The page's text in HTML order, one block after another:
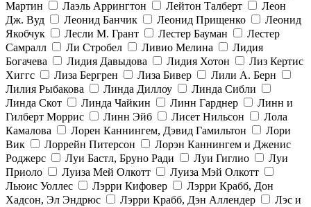
Мартин
Лаэль Аррингтон Лейтон Талберт
Леон
Дж. Вуд
Леонид Банчик Леонид Прищенко
Леонид
Якобчук
Лесли М. Грант Лестер Бауман
Лестер
Самралл
Ли Стробел Ливио Мелина
Лидия
Богачева
Лидия Давыдова Лидия Хотон
Лиз Кертис
Хиггс
Лиза Бергрен Лиза Бивер
Лили А. Берн
Лилия Рыбакова
Линда Диллоу
Линда Сибли
Линда Скот
Линда Чайкин Линн Гарднер
Линн и
Гилберт Моррис
Линн Эйб Лисет Нильсон
Лола
Камалова
Лорен Каннингем, Дэвид Гамильтон
Лори
Вик
Лоррейн Питерсон
Лорэн Каннингем и Дженис
Роджерс
Луи Бастл, Бруно Ради Луи Гиглио
Луи
Приоло
Луиза Мей Олкотт
Луиза Мэй Олкотт
Льюис Уоллес
Лэрри Кифовер
Лэрри Крабб, Дон
Хадсон, Эл Эндрюс
Лэрри Крабб, Дэн Аллендер
Лэс и